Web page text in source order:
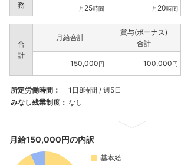
務
月 25時間 月 20時間
合
計
月給合計
賞与(ボーナス)
合計
150,000円 100,000円
所定労働時間：
1日8時間 / 週5日
みなし残業制度： なし
月給150,000円の内訳
基本給